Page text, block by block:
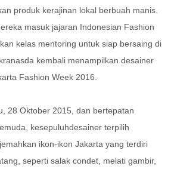
produk kerajinan lokal berbuah manis.
masuk jajaran Indonesian Fashion
kelas mentoring untuk siap bersaing di
kembali menampilkan desainer
Fashion Week 2016.
28 Oktober 2015, dan bertepatan
kesepuluhdesainer terpilih
ikon-ikon Jakarta yang terdiri
seperti salak condet, melati gambir,